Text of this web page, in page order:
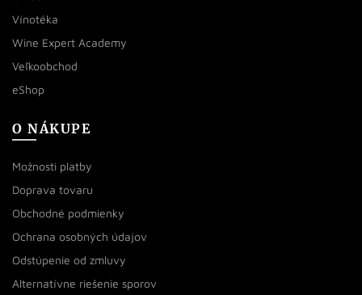
Vínotéka
Wine Expert Academy
Veľkoobchod
eShop
O NÁKUPE
Možnosti platby
Doprava tovaru
Obchodné podmienky
Ochrana osobných údajov
Odstúpenie od zmluvy
Alternatívne riešenie sporov